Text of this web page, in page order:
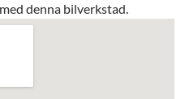
denna bilverkstad.